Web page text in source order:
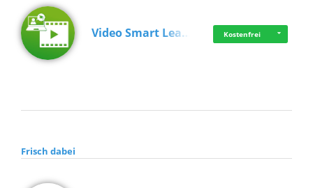
Video Smart Lea… Kostenfrei
Frisch dabei